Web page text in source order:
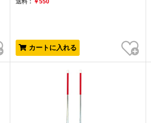
送料： ￥550
カートに入れる
お気に入り